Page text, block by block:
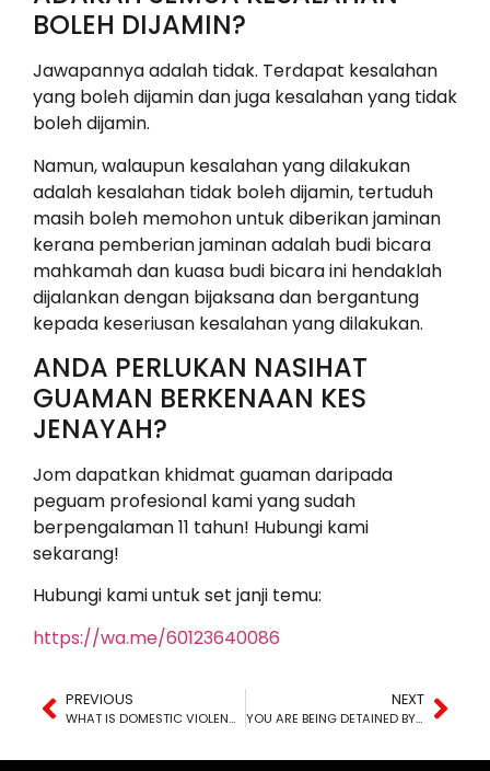
BOLEH DIJAMIN?
Jawapannya adalah tidak. Terdapat kesalahan
yang boleh dijamin dan juga kesalahan yang tidak
boleh dijamin.
Namun, walaupun kesalahan yang dilakukan
adalah kesalahan tidak boleh dijamin, tertuduh
masih boleh memohon untuk diberikan jaminan
kerana pemberian jaminan adalah budi bicara
mahkamah dan kuasa budi bicara ini hendaklah
dijalankan dengan bijaksana dan bergantung
kepada keseriusan kesalahan yang dilakukan.
ANDA PERLUKAN NASIHAT
GUAMAN BERKENAAN KES
JENAYAH?
Jom dapatkan khidmat guaman daripada
peguam profesional kami yang sudah
berpengalaman 11 tahun! Hubungi kami
sekarang!
Hubungi kami untuk set janji temu:
https://wa.me/60123640086
PREVIOUS
WHAT IS DOMESTIC VIOLENCE?
NEXT
YOU ARE BEING DETAINED BY THE POLICE FOR INVESTIGATION: HOW LONG IS THE PERIOD OF DETENTION ALLOWED?